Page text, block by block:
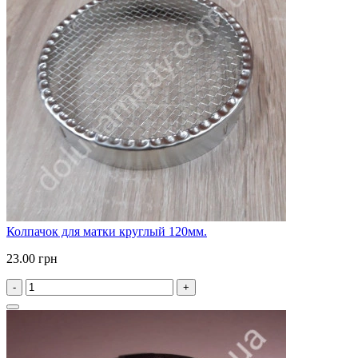
Колпачок для матки круглый 120мм.
23.00 грн
- +